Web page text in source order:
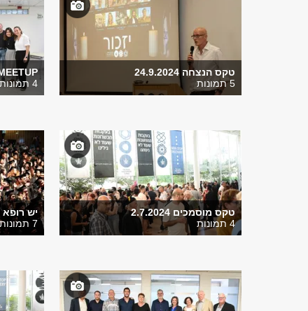
טקס הנצחה 24.9.2024
5 תמונות
4 תמונות
טקס מוסמכים 2.7.2024
4 תמונות
יש
7 תמונות